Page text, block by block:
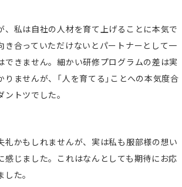
、私は自社の人材を育て上げることに本気で
き合っていただけないとパートナーとして一
できません。細かい研修プログラムの差は実
ませんが、「人を育てる」ことへの本気度合
トツでした。
礼かもしれませんが、実は私も服部様の想い
感じました。これはなんとしても期待にお応
た。